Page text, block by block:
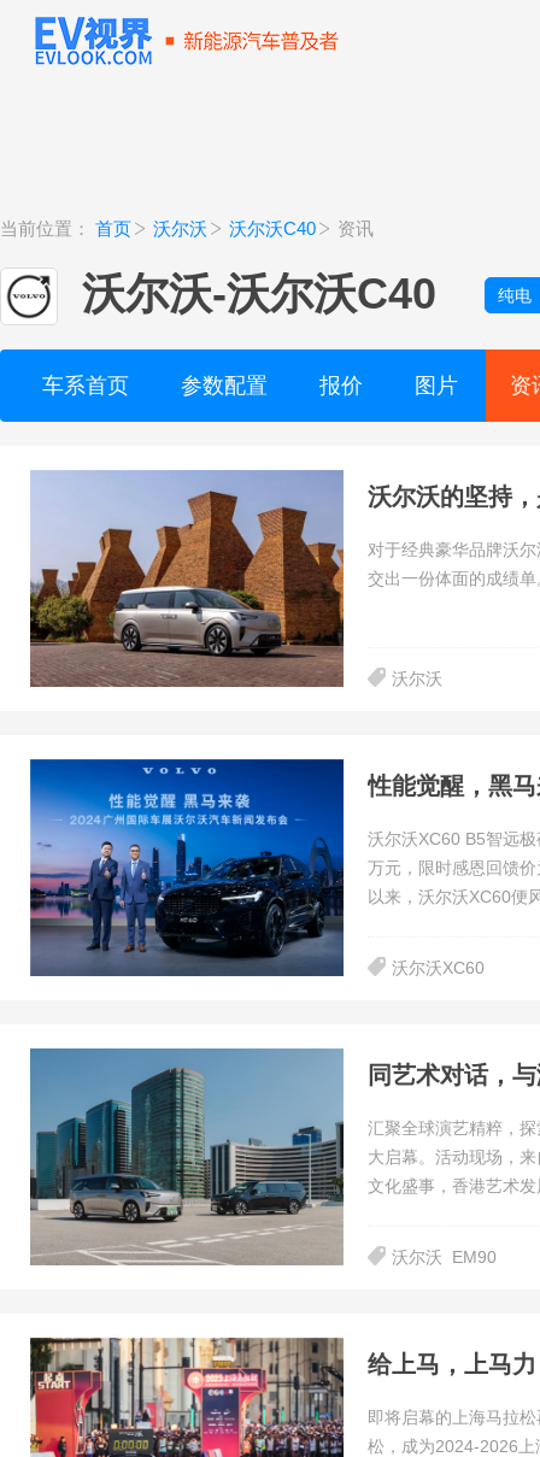
当前位置： 首页 沃尔沃 沃尔沃C40 资讯
沃尔沃-沃尔沃C40 纯电
车系首页 参数配置 报价 图片 资
沃尔沃的坚持
对于经典豪华品牌沃
交出一份体面的成绩单
沃尔沃
性能觉醒，黑
沃尔沃XC60 B5智远
万元，限时感恩回馈
以来，沃尔沃XC60便
沃尔沃XC60
同艺术对话，
汇聚全球演艺精粹，
大启幕。活动现场，
文化盛事，香港艺术
沃尔沃 EM90
即将启幕的上海马拉
松，成为2024-2026